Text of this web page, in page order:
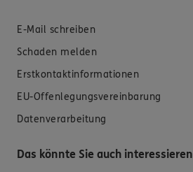
E-Mail schreiben
Schaden melden
Erstkontaktinformationen
EU-Offenlegungsvereinbarung
Datenverarbeitung
Das könnte Sie auch interessieren